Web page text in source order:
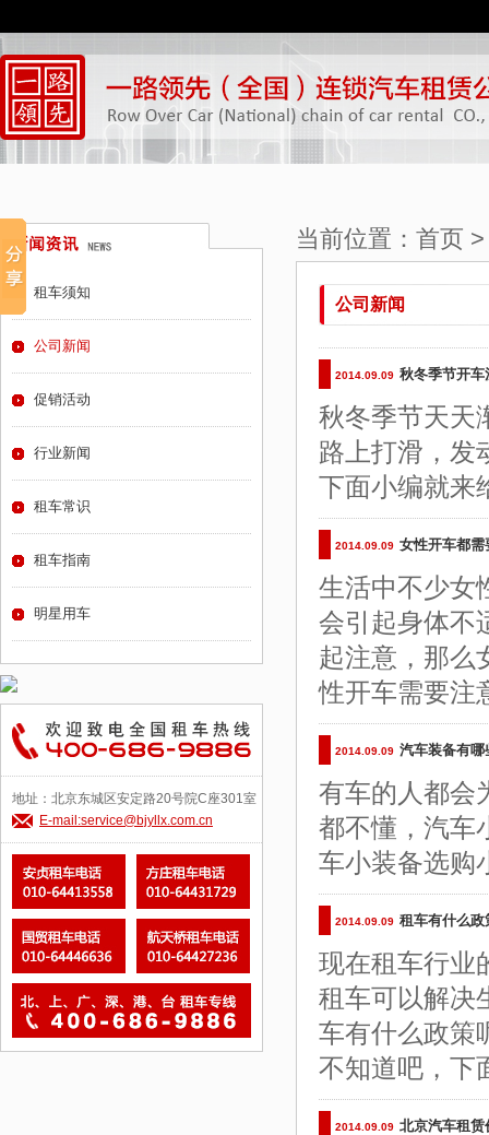
当前位置： 首页
公司新闻
2014.09.09 秋冬季节开车
秋冬季节天天
路上打滑，发
下面小编就来
2014.09.09 女性开车都
生活中不少女
会引起身体不
起注意，那么
性开车需要注
2014.09.09 汽车装备有
有车的人都会
都不懂，汽车
车小装备选购
2014.09.09 租车有什么
现在租车行业
租车可以解决
车有什么政策
不知道吧，下
2014.09.09 北京汽车租
租车须知
公司新闻
促销活动
行业新闻
租车常识
租车指南
明星用车
地址：北京东城区安定路20号院C座301室
E-mail:service@bjyllx.com.cn